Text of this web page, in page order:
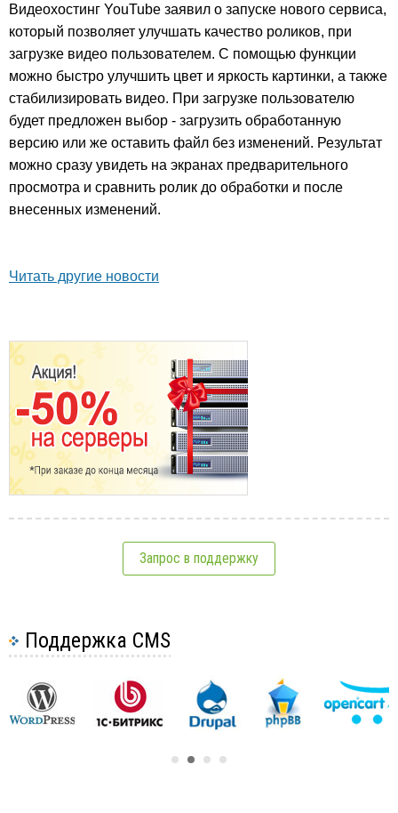
Видеохостинг YouTube заявил о запуске нового сервиса,
который позволяет улучшать качество роликов, при
загрузке видео пользователем. С помощью функции
можно быстро улучшить цвет и яркость картинки, а также
стабилизировать видео. При загрузке пользователю
будет предложен выбор - загрузить обработанную
версию или же оставить файл без изменений. Результат
можно сразу увидеть на экранах предварительного
просмотра и сравнить ролик до обработки и после
внесенных изменений.
Читать другие новости
Запрос в поддержку
Поддержка CMS